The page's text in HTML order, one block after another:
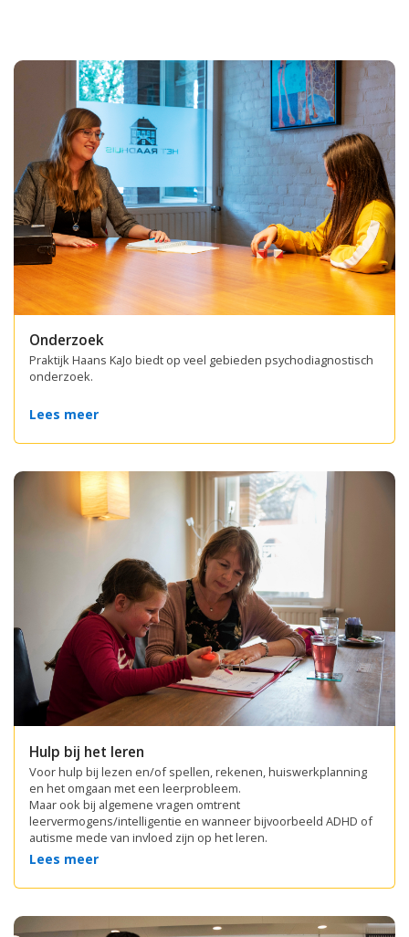
Onderzoek
Praktijk Haans KaJo biedt op veel gebieden psychodiagnostisch
onderzoek.
Lees meer
Hulp bij het leren
Voor hulp bij lezen en/of spellen, rekenen, huiswerkplanning
en het omgaan met een leerprobleem.
Maar ook bij algemene vragen omtrent
leervermogens/intelligentie en wanneer bijvoorbeeld ADHD of
autisme mede van invloed zijn op het leren.
Lees meer